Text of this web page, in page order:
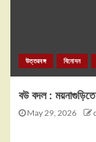
উত্তরবঙ্গ বিনোদন
বউ বদল : ময়নাগুড়িতে
May 29, 2026